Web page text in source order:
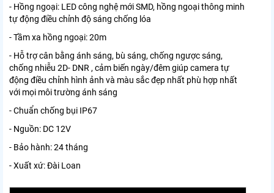
- Hồng ngoại: LED công nghệ mới SMD, hồng ngoại thông minh
tự động điều chỉnh độ sáng chống lóa
- Tầm xa hồng ngoại: 20m
- Hỗ trợ cân bằng ánh sáng, bù sáng, chống ngược sáng,
chống nhiễu 2D- DNR , cảm biến ngày/đêm giúp camera tự
động điều chỉnh hình ảnh và màu sắc đẹp nhất phù hợp nhất
với mọi môi trường ánh sáng
- Chuẩn chống bụi IP67
- Nguồn: DC 12V
- Bảo hành: 24 tháng
- Xuất xứ: Đài Loan